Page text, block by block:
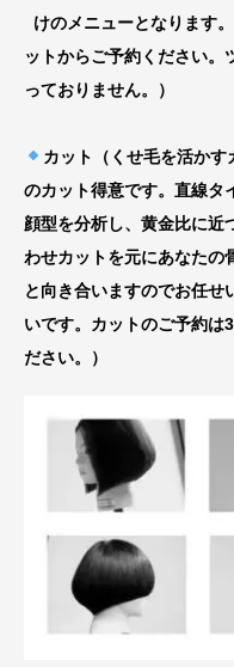
けのメニューとなります
ッ トからご予約ください。
っておりません。）
カット（くせ毛を活かす
のカット得意です。直線タ
顔型を分析し、黄金比に近
わせカットを元にあなたの
と向き合いますのでお任せ
いです。カットのご予約は
ださい。）